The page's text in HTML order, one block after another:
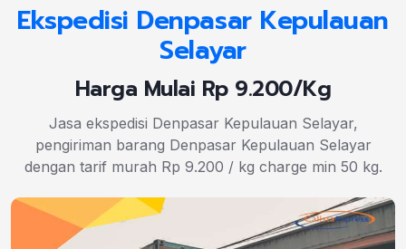
Ekspedisi Denpasar Kepulauan
Selayar
Harga Mulai Rp 9.200/Kg
Jasa ekspedisi Denpasar Kepulauan Selayar,
pengiriman barang Denpasar Kepulauan Selayar
dengan tarif murah Rp 9.200 / kg charge min 50 kg.